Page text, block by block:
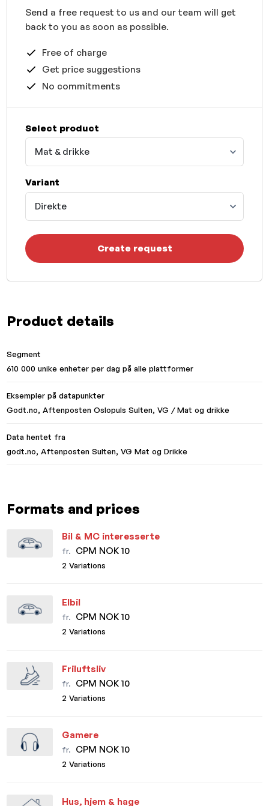
Product details
Segment
610 000 unike enheter per dag på alle plattformer
Eksempler på datapunkter
Godt.no, Aftenposten Oslopuls Sulten, VG / Mat og drikke
Data hentet fra
godt.no, Aftenposten Sulten, VG Mat og Drikke
Formats and prices
Bil & MC interesserte
fr. CPM NOK 10
2 Variations
Elbil
fr. CPM NOK 10
2 Variations
Friluftsliv
fr. CPM NOK 10
2 Variations
Gamere
fr. CPM NOK 10
2 Variations
Hus, hjem & hage
Send a free request to us and our team will get
back to you as soon as possible.
Free of charge
Get price suggestions
No commitments
Select product
Mat & drikke
Variant
Direkte
Create request